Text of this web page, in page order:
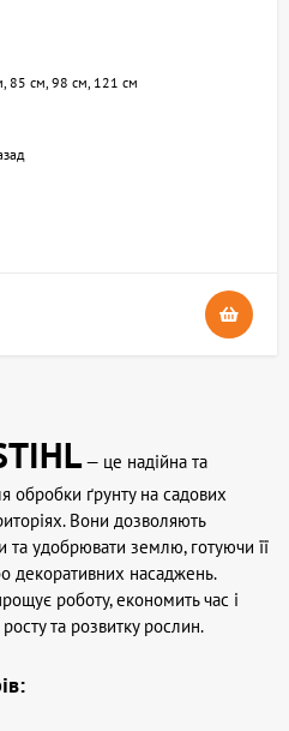
85 см, 98 см, 121 см
— це надійна та
обробки ґрунту на садових
Вони дозволяють
удобрювати землю, готуючи її
декоративних насаджень.
роботу, економить час і
та розвитку рослин.